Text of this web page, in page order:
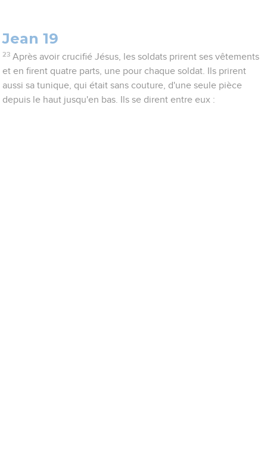
Jean 19
23 Après avoir crucifié Jésus, les soldats prirent ses vêtements
et en firent quatre parts, une pour chaque soldat. Ils prirent
aussi sa tunique, qui était sans couture, d'une seule pièce
depuis le haut jusqu'en bas. Ils se dirent entre eux :